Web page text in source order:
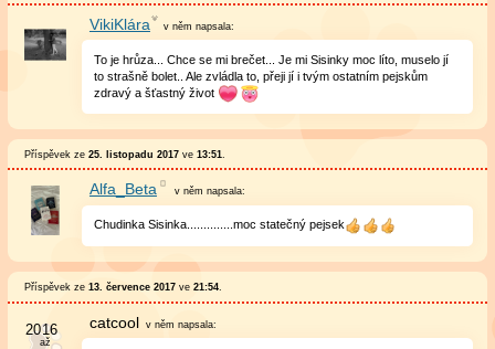
VikiKlára v němnapsala:
To je hrůza... Chce se mi brečet... Je mi Sisinky moc líto, muselo jí
to strašně bolet.. Ale zvládla to, přeji jí i tvým ostatním pejskům
zdravý a šťastný život
Příspěvek ze 25. listopadu 2017ve 13:51
Alfa_Beta v něm napsala:
Chudinka Sisinka..............moc statečný pejsek
Příspěvek ze 13. července 2017ve 21:54.
catcool v němnapsala: